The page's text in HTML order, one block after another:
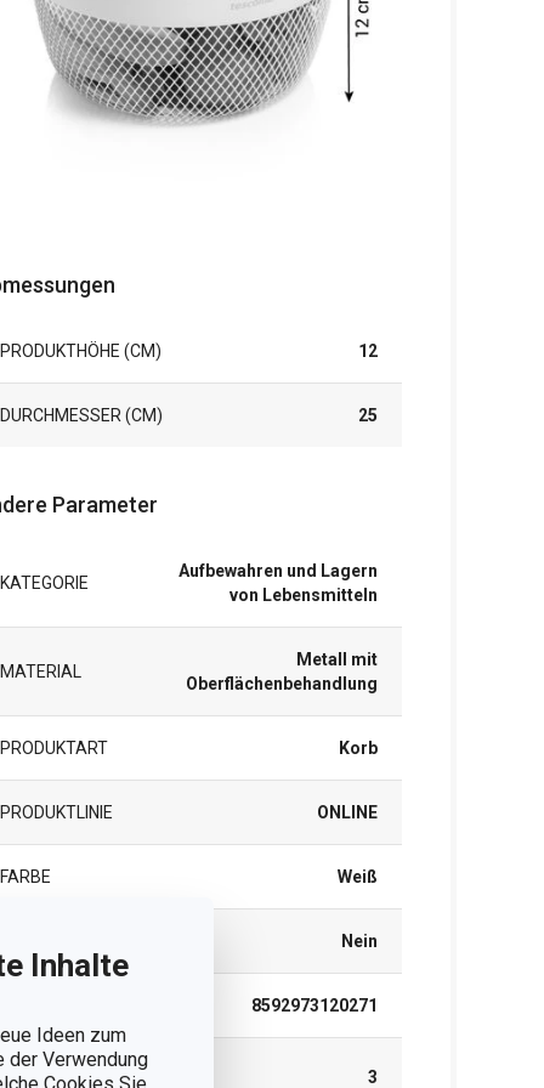
Inhalte
Ideen zum
der Verwendung
PRODUKTHÖHE (CM) 12
DURCHMESSER (CM) 25
Parameter
KATEGORIE
Aufbewahren und Lagern
von Lebensmitteln
MATERIAL
Metall mit
Oberflächenbehandlung
PRODUKTART Korb
PRODUKTLINIE ONLINE
FARBE Weiß
Nein
8592973120271
GARANTIE (IN
3